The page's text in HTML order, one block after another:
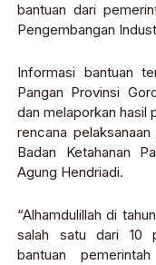
bantuan dari
Pengembangan
Informasi bantuan
Pangan Provinsi
dan melaporkan hasil
rencana
Badan Ketahanan
Agung Hendriadi.
“Alhamdulillah di
salah satu dari 10
bantuan